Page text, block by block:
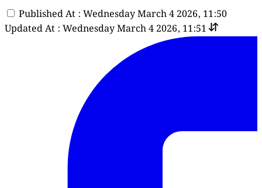
Published At : Wednesday March 4 2026, 11:50
Updated At : Wednesday March 4 2026, 11:51